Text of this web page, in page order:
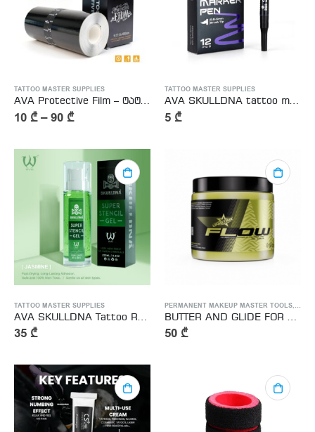
TATTOO MASTER SUPPLIES
AVA Protective Film – ტატუს მოსაშუშებელი სტიკერი შავი (დერმალაიზი)
10 ₾–90 ₾
TATTOO MASTER SUPPLIES
AVA SKULLDNA tattoo marker pen (BLACK) – შავი მარკერი
5 ₾
TATTOO MASTER SUPPLIES
35 ₾
PERMANENT MAKEUP MASTER TOOLS,
50 ₾